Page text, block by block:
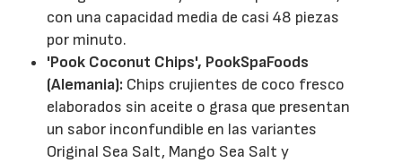
con una capacidad media de casi 48 piezas
por minuto.
'Pook Coconut Chips', PookSpaFoods
(Alemania): Chips crujientes de coco fresco
elaborados sin aceite o grasa que presentan
un sabor inconfundible en las variantes
Original Sea Salt, Mango Sea Salt y